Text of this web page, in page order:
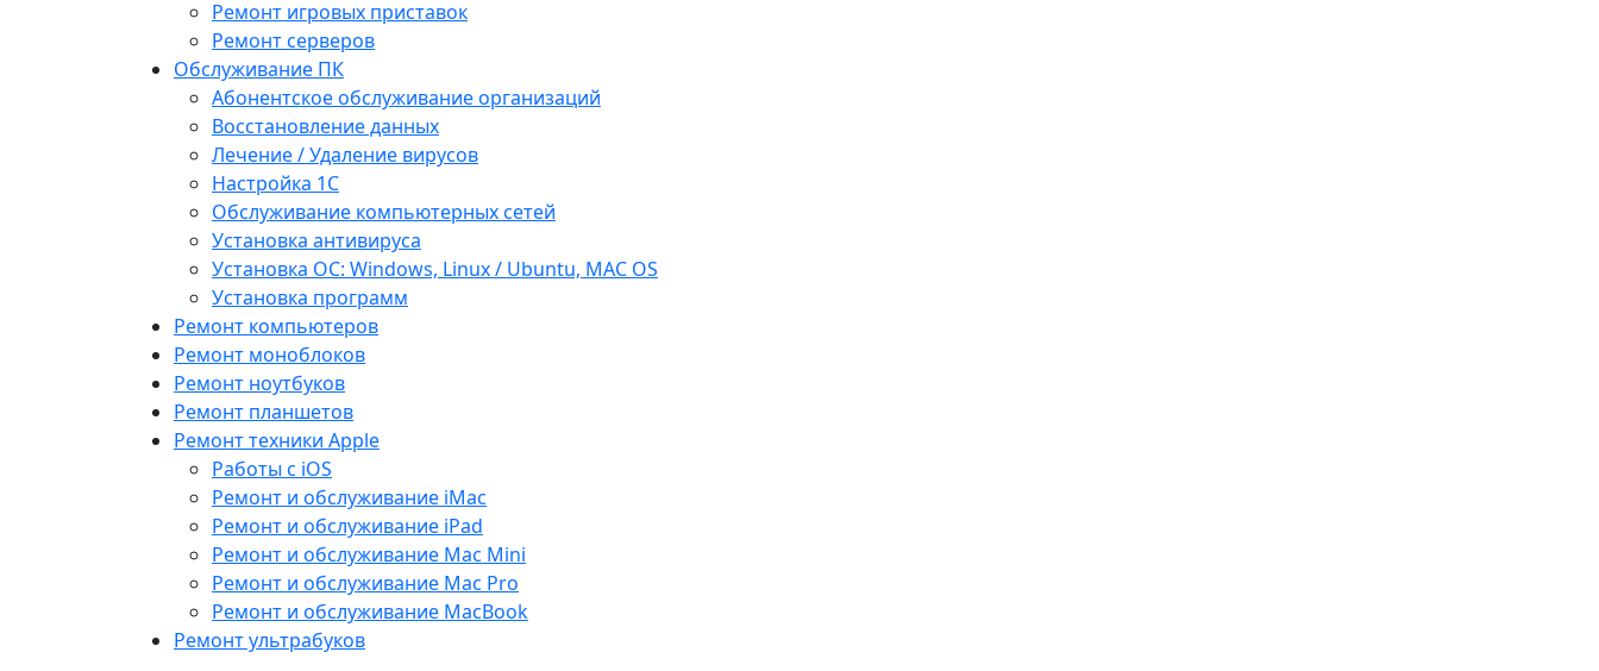
Ремонт игровых приставок
Ремонт серверов
Обслуживание ПК
Абонентское обслуживание организаций
Восстановление данных
Лечение / Удаление вирусов
Настройка 1С
Обслуживание компьютерных сетей
Установка антивируса
Установка ОС: Windows, Linux / Ubuntu, МАС OS
Установка программ
Ремонт компьютеров
Ремонт моноблоков
Ремонт ноутбуков
Ремонт планшетов
Ремонт техники Apple
Работы с iOS
Ремонт и обслуживание iMac
Ремонт и обслуживание iPad
Ремонт и обслуживание Mac Mini
Ремонт и обслуживание Mac Pro
Ремонт и обслуживание MacBook
Ремонт ультрабуков